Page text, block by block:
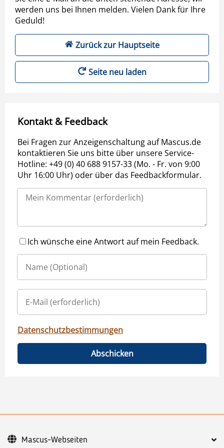
werden uns bei Ihnen melden. Vielen Dank für Ihre
Geduld!
Zurück zur Hauptseite
Seite neu laden
Kontakt & Feedback
Bei Fragen zur Anzeigenschaltung auf Mascus.de
kontaktieren Sie uns bitte über unsere Service-
Hotline: +49 (0) 40 688 9157-33 (Mo. - Fr. von 9:00
Uhr 16:00 Uhr) oder über das Feedbackformular.
Ich wünsche eine Antwort auf mein Feedback.
Datenschutzbestimmungen
Abschicken
Mascus-Webseiten